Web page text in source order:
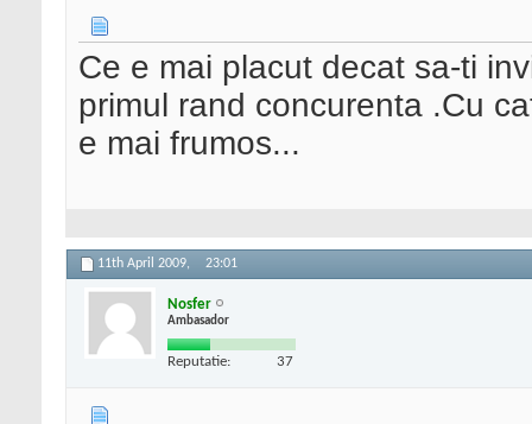
Ce e mai placut decat sa-ti
primul rand concurenta .Cu
e mai frumos...
11th April 2009, 23:01
Nosfer
Ambasador
Reputatie: 37